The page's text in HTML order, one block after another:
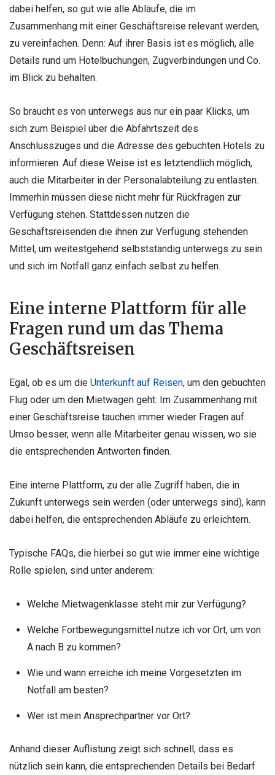
dabei helfen, so gut wie alle Abläufe, die im
Zusammenhang mit einer Geschäftsreise relevant werden,
zu vereinfachen. Denn: Auf ihrer Basis ist es möglich, alle
Details rund um Hotelbuchungen, Zugverbindungen und Co.
im Blick zu behalten.
So braucht es von unterwegs aus nur ein paar Klicks, um
sich zum Beispiel über die Abfahrtszeit des
Anschlusszuges und die Adresse des gebuchten Hotels zu
informieren. Auf diese Weise ist es letztendlich möglich,
auch die Mitarbeiter in der Personalabteilung zu entlasten.
Immerhin müssen diese nicht mehr für Rückfragen zur
Verfügung stehen. Stattdessen nutzen die
Geschäftsreisenden die ihnen zur Verfügung stehenden
Mittel, um weitestgehend selbstständig unterwegs zu sein
und sich im Notfall ganz einfach selbst zu helfen.
Eine interne Plattform für alle
Fragen rund um das Thema
Geschäftsreisen
Egal, ob es um die Unterkunft auf Reisen, um den gebuchten
Flug oder um den Mietwagen geht: Im Zusammenhang mit
einer Geschäftsreise tauchen immer wieder Fragen auf.
Umso besser, wenn alle Mitarbeiter genau wissen, wo sie
die entsprechenden Antworten finden.
Eine interne Plattform, zu der alle Zugriff haben, die in
Zukunft unterwegs sein werden (oder unterwegs sind), kann
dabei helfen, die entsprechenden Abläufe zu erleichtern.
Typische FAQs, die hierbei so gut wie immer eine wichtige
Rolle spielen, sind unter anderem:
Welche Mietwagenklasse steht mir zur Verfügung?
Welche Fortbewegungsmittel nutze ich vor Ort, um von
A nach B zu kommen?
Wie und wann erreiche ich meine Vorgesetzten im
Notfall am besten?
Wer ist mein Ansprechpartner vor Ort?
Anhand dieser Auflistung zeigt sich schnell, dass es
nützlich sein kann, die entsprechenden Details bei Bedarf